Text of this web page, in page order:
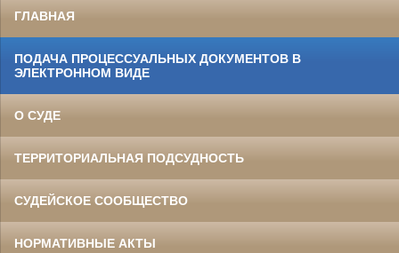
ГЛАВНАЯ
ПОДАЧА ПРОЦЕССУАЛЬНЫХ ДОКУМЕНТОВ В
ЭЛЕКТРОННОМ ВИДЕ
О СУДЕ
ТЕРРИТОРИАЛЬНАЯ ПОДСУДНОСТЬ
СУДЕЙСКОЕ СООБЩЕСТВО
НОРМАТИВНЫЕ АКТЫ